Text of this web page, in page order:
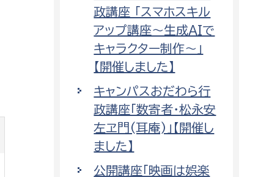
政講座 「スマホスキル
アップ講座～生成AIで
キャラクター制作～」
【開催しました】
キャンパスおだわら行
政講座「数寄者・松永安
左ヱ門(耳庵)」【開催し
ました】
公開講座「映画は娯楽